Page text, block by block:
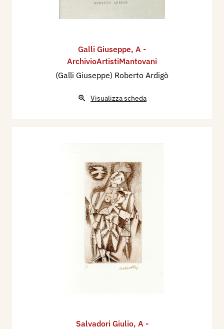
Galli Giuseppe, A -
ArchivioArtistiMantovani
(Galli Giuseppe) Roberto Ardigò
Visualizza scheda
Salvadori Giulio, A -